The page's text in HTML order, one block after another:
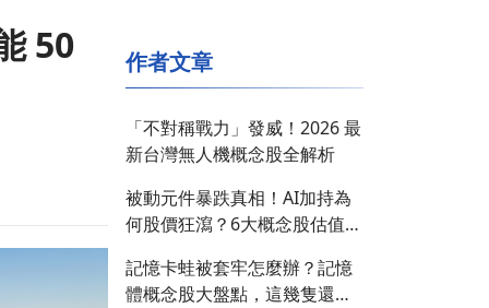
50
作者文章
「不對稱戰力」發威！2026 最
新台灣無人機概念股全解析
被動元件暴跌真相！AI加持為
何股價狂瀉？6大概念股估值大
記憶卡蛙被套牢怎麼辦？記憶
體概念股大盤點，這幾隻還有